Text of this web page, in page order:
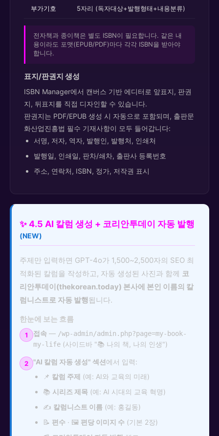
부가기호 5자리 (독자대상+발행형태+내용분류)
전자책과 종이책은 별도 ISBN이 필요합니다. 같은 내
용이라도 포맷(EPUB/PDF)마다 각각 ISBN을 받아야
합니다.
표지/판권지 생성
ISBN Manager에서 캔버스 기반 에디터로 앞표지, 판권
지, 뒤표지를 직접 디자인할 수 있습니다.
판권지는 PDF/EPUB 생성 시 자동으로 포함되며, 출판문
화산업진흥법 필수 기재사항이 모두 들어갑니다:
서명, 저자, 역자, 발행인, 발행처, 인쇄처
발행일, 인쇄일, 판차/쇄차, 출판사 등록번호
주소, 연락처, ISBN, 정가, 저작권 표시
✨ 4.5 AI 칼럼 생성 + 코리안투데이 자동 발행
(NEW)
주제만 입력하면 GPT-4o가 1,500~2,500자의 SEO 최
적화된 칼럼을 작성하고, 자동 생성된 사진과 함께 코
리안투데이(thekorean.today) 본사에 본인 이름의 칼
럼니스트로 자동 발행됩니다.
한눈에 보는 흐름
1 접속 — /wp-admin/admin.php?page=my-book-
my-life (사이드바 "📚 나의 책, 나의 인생")
2 "AI 칼럼 자동 생성" 섹션에서 입력:
📌 칼럼 주제 (예: AI와 교육의 미래)
📚 시리즈 제목 (예: AI 시대의 교육 혁명)
✍️ 칼럼니스트 이름 (예: 홍길동)
📝 편수 · 🖼️ 편당 이미지 수 (기본 2장)